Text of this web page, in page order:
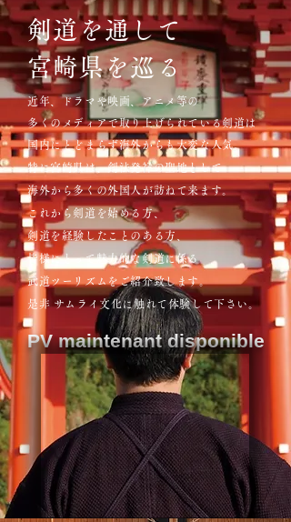
剣道を通して
宮崎県を巡る
近年、ドラマや映画、アニメ等の
多くのメディアで取り上げられている剣道は
国内にとどまらず海外からも大変な人気。
特に宮崎県は、剣法発祥の聖地として
海外から多くの外国人が訪ねて来ます。
これから剣道を始める方、
剣道を経験したことのある方、
皆様にとって魅力的な剣道に係る
武道ツーリズムをご紹介致します。
是非 サムライ文化に触れて体験して下さい。
PV maintenant disponible